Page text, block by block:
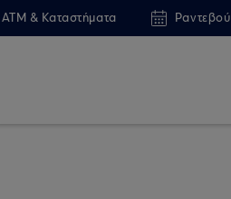
ATM & Καταστήματα Ραντεβού